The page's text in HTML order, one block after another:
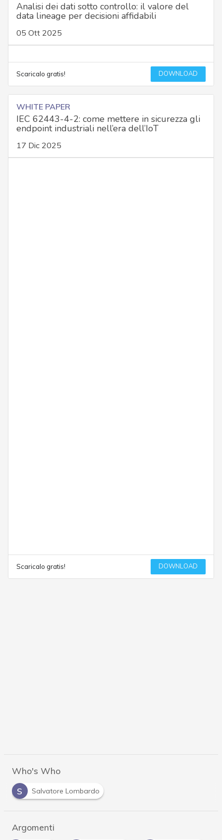
Analisi dei dati sotto controllo: il valore del
data lineage per decisioni affidabili
05 Ott 2025
Scaricalo gratis! DOWNLOAD
WHITE PAPER
IEC 62443-4-2: come mettere in sicurezza gli
endpoint industriali nell’era dell’IoT
17 Dic 2025
Scaricalo gratis! DOWNLOAD
Who's Who
S
Salvatore Lombardo
Argomenti